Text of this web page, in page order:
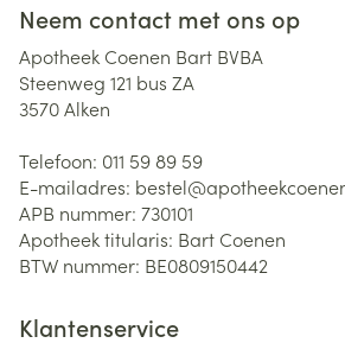
Neem contact met ons op
Apotheek Coenen Bart BVBA
Steenweg 121 bus ZA
3570Alken
Telefoon: 011 59 89 59
E-mailadres: bestel@
APB nummer: 730101
Apotheek titularis: Bart Coenen
BTW nummer: BE0809150442
Klantenservice